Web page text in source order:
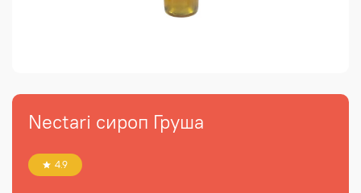
Nectari сироп Груша
4.9